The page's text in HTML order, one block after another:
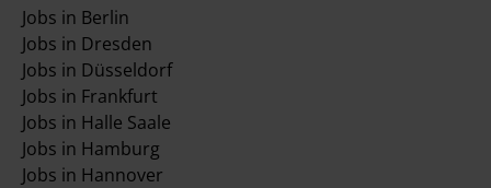
Jobs in Berlin
Jobs in Dresden
Jobs in Düsseldorf
Jobs in Frankfurt
Jobs in Halle Saale
Jobs in Hamburg
Jobs in Hannover